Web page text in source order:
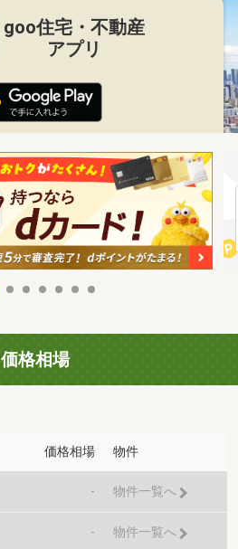
goo住宅・不動産
アプリ
価格相場
価格相場 物件
- 物件一覧へ
- 物件一覧へ